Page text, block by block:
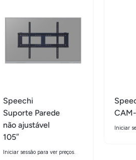
Speechi
Suporte Parede
não ajustável
105″
Iniciar sessão para ver preços.
Iniciar